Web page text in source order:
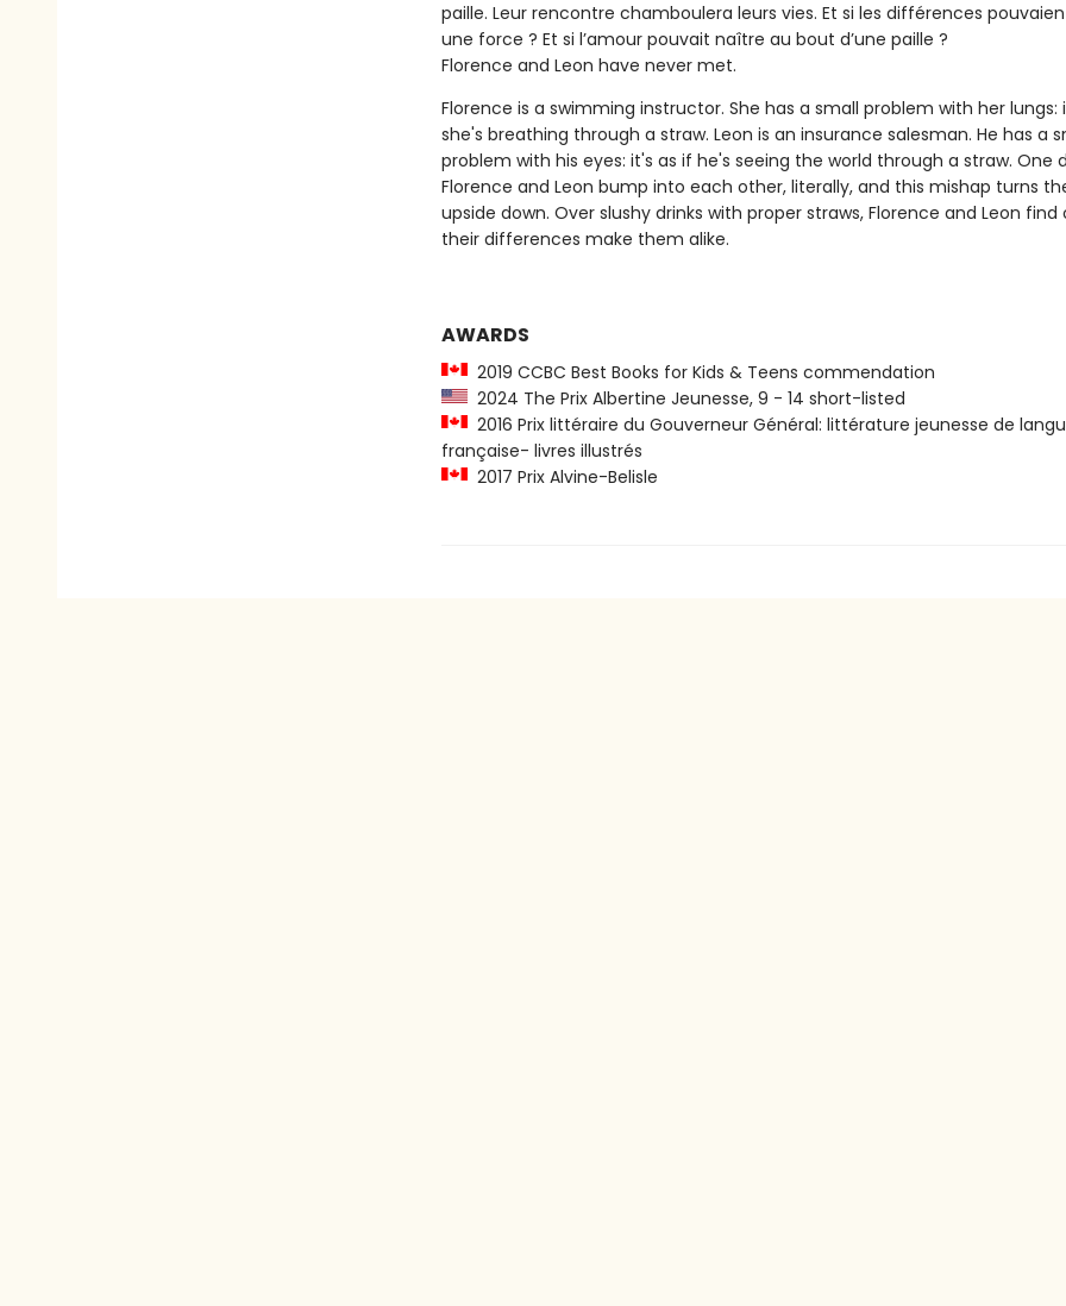
paille. Leur rencontre chamboulera leurs vies. Et si les différences
une force ? Et si l’amour pouvait naître au bout d’une paille ?
Florence and Leon have never met.
Florence is a swimming instructor. She has a small problem with her lungs:
she's breathing through a straw. Leon is an insurance salesman. He has a
problem with his eyes: it's as if he's seeing the world through a straw. One
Florence and Leon bump into each other, literally, and this mishap turns
upside down. Over slushy drinks with proper straws, Florence and Leon find
their differences make them alike.
AWARDS
2019 CCBC Best Books for Kids & Teens commendation
2024 The Prix Albertine Jeunesse, 9 - 14 short-listed
2016 Prix littéraire du Gouverneur Général: littérature jeunesse de
française- livres illustrés
2017 Prix Alvine-Belisle